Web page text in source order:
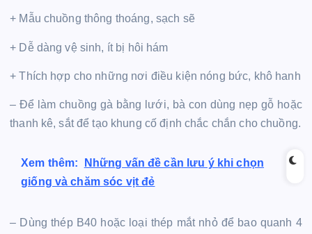
+ Mẫu chuồng thông thoáng, sạch sẽ
+ Dễ dàng vệ sinh, ít bị hôi hám
+ Thích hợp cho những nơi điều kiện nóng bức, khô hanh
– Để làm chuồng gà bằng lưới, bà con dùng nẹp gỗ hoặc
thanh kê, sắt để tạo khung cố định chắc chắn cho chuồng.
Xem thêm:
Những vấn đề cần lưu ý khi chọn
giống và chăm sóc vịt đẻ
– Dùng thép B40 hoặc loại thép mắt nhỏ để bao quanh 4